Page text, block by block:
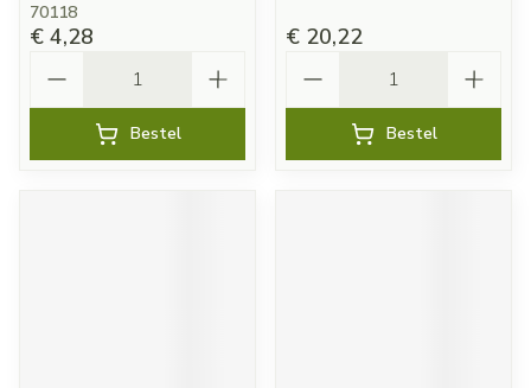
70118
€ 4,28
Bestel
€ 20,22
Bestel